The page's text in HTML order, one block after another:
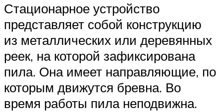
Стационарное устройство
представляет собой конструкцию
из металлических или деревянных
реек, на которой зафиксирована
пила. Она имеет направляющие, по
которым движутся бревна. Во
время работы пила неподвижна.